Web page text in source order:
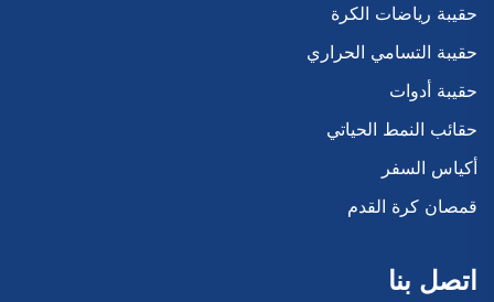
حقيبة رياضات الكرة
حقيبة التسامي الحراري
حقيبة أدوات
حقائب النمط الحياتي
أكياس السفر
قمصان كرة القدم
اتصل بنا